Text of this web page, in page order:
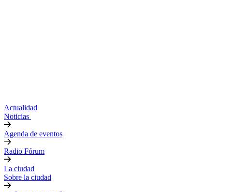
Actualidad
Noticias
Agenda de eventos
Radio Fórum
La ciudad
Sobre la ciudad